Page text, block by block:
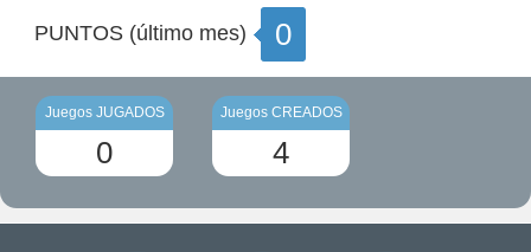
PUNTOS (último mes) 0
Juegos JUGADOS
0
Juegos CREADOS
4